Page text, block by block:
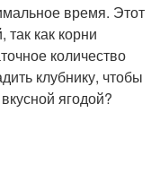
время. Этот
как корни
количество
клубнику, чтобы
ягодой?